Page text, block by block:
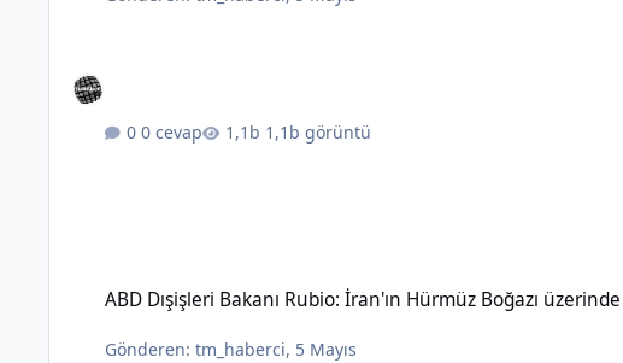
0 cevap 1,1b görüntü
ABD Dışişleri Bakanı Rubio: İran'ın Hürmüz Boğazı
Gönderen:tm_haberci, 5 Mayıs